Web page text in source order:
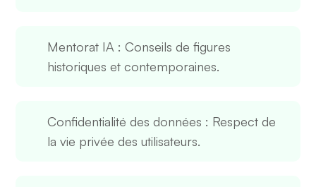
Mentorat IA : Conseils de figures
historiques et contemporaines.
Confidentialité des données : Respect de
la vie privée des utilisateurs.